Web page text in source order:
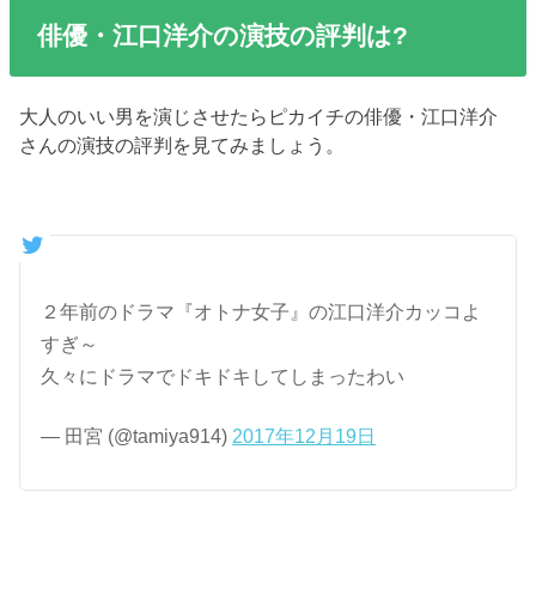
俳優・江口洋介の演技の評判は?
大人のいい男を演じさせたらピカイチの俳優・江口洋介
さんの演技の評判を見てみましょう。
２年前のドラマ『オトナ女子』の江口洋介カッコよ
すぎ～
久々にドラマでドキドキしてしまったわい
— 田宮 (@tamiya914) 2017年12月19日